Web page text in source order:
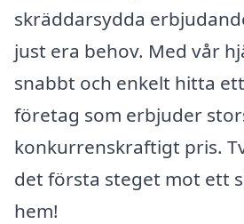
skräddarsydda
just era behov. Med vår
snabbt och enkelt hitta
företag som erbjuder
konkurrenskraftigt pris.
det första steget mot ett
hem!